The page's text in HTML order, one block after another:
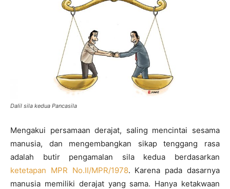
Dalil sila kedua Pancasila
Mengakui persamaan derajat, saling mencintai sesama
manusia, dan mengembangkan sikap tenggang rasa
adalah butir pengamalan sila kedua berdasarkan
ketetapan MPR No.II/MPR/1978. Karena pada dasarnya
manusia memiliki derajat yang sama. Hanya ketakwaan